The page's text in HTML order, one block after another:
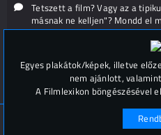
Tetszett a film? Vagy az a
másnak ne kelljen"? Mondd el
© Filmlexikon 2019-2026
Egyes plakátok/képek, illetve
nem ajánlott,
A Filmlexikon böngészésével